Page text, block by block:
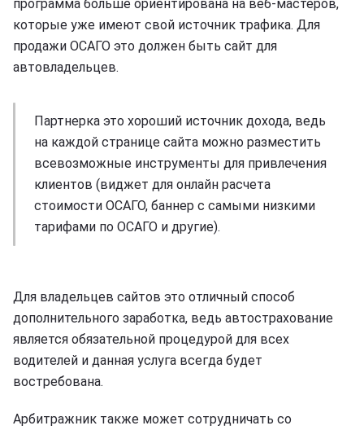
программа больше ориентирована на веб-мастеров,
которые уже имеют свой источник трафика. Для
продажи ОСАГО это должен быть сайт для
автовладельцев.
Партнерка это хороший источник дохода, ведь
на каждой странице сайта можно разместить
всевозможные инструменты для привлечения
клиентов (виджет для онлайн расчета
стоимости ОСАГО, баннер с самыми низкими
тарифами по ОСАГО и другие).
Для владельцев сайтов это отличный способ
дополнительного заработка, ведь автострахование
является обязательной процедурой для всех
водителей и данная услуга всегда будет
востребована.
Арбитражник также может сотрудничать со